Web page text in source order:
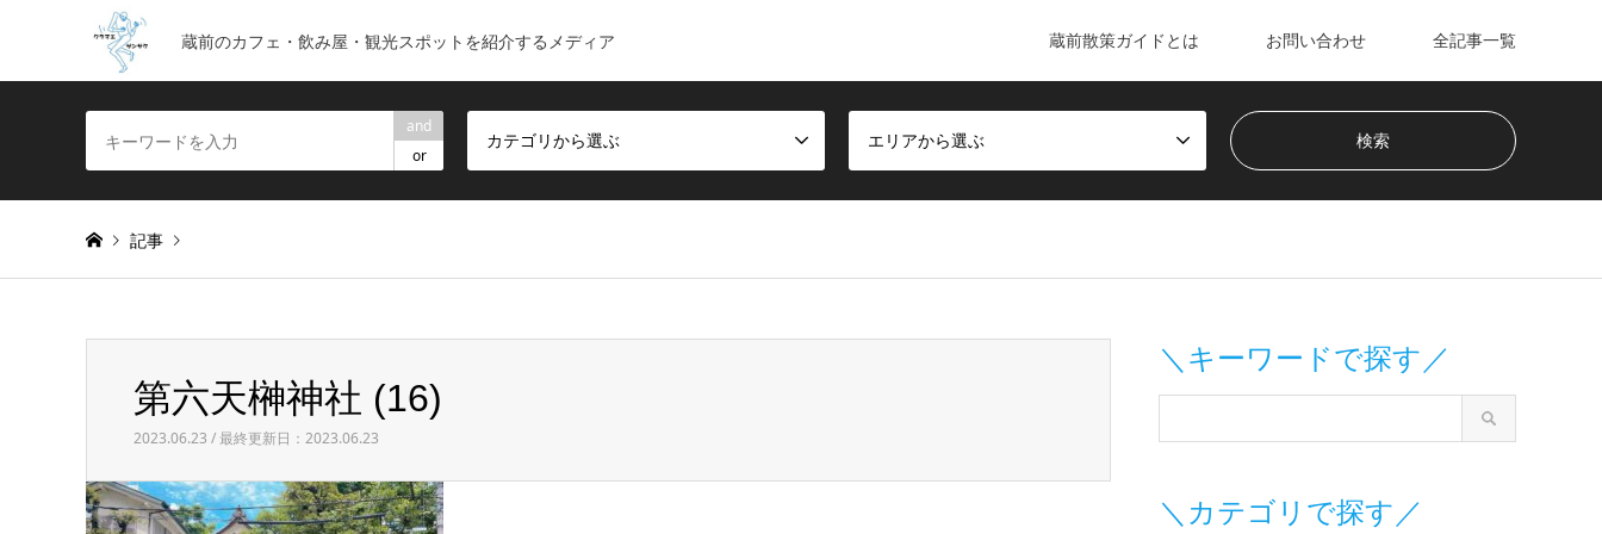
蔵前のカフェ・飲み屋・観光スポットを紹介するメディア 蔵前散策ガイドとは お問い合わせ 全記事一覧
and
or
カテゴリから選ぶ エリアから選ぶ
記事
第六天榊神社 (16)
第六天榊神社 (16)
2023.06.23 / 最終更新日：2023.06.23
＼キーワードで探す／
＼カテゴリで探す／